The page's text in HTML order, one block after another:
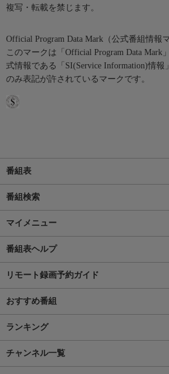
複写・転載を禁じます。
Official Program Data Mark（公式番組情報
このマークは「Official Program Data Mark
式情報である「SI(Service Information)情
のみ表記が許されているマークです。
番組表
番組検索
マイメニュー
番組表ヘルプ
リモート録画予約ガイド
おすすめ番組
ランキング
チャンネル一覧